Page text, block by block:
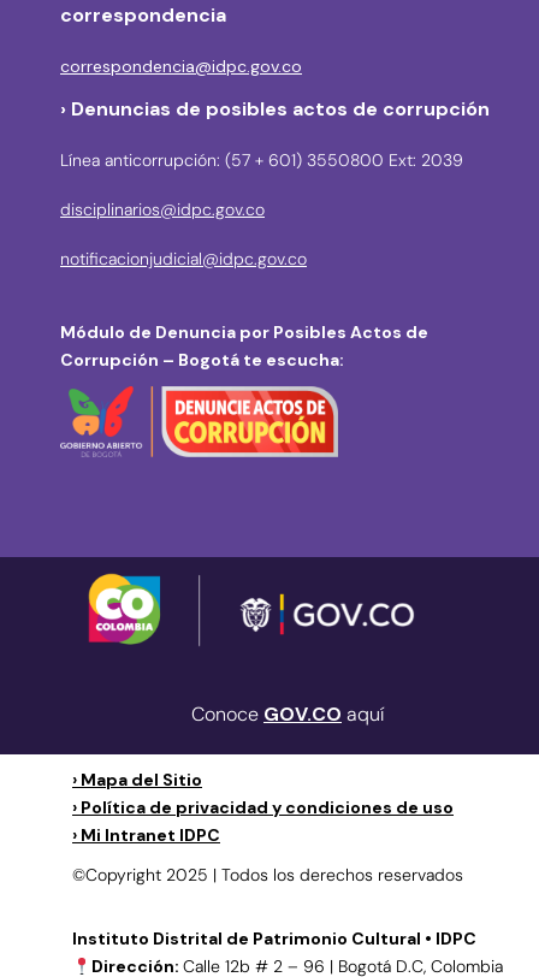
correspondencia
correspondencia@idpc.gov.co
› Denuncias de posibles actos de corrupción
Línea anticorrupción: (57 + 601) 3550800 Ext: 2039
disciplinarios@idpc.gov.co
notificacionjudicial@idpc.gov.co
Módulo de Denuncia por Posibles Actos de
Corrupción – Bogotá te escucha:
Conoce GOV.CO aquí
› Mapa del Sitio
› Política de privacidad y condiciones de uso
› Mi Intranet IDPC
©Copyright 2025 | Todos los derechos reservados
Instituto Distrital de Patrimonio Cultural • IDPC
Dirección: Calle 12b # 2 – 96 | Bogotá D.C, Colombia